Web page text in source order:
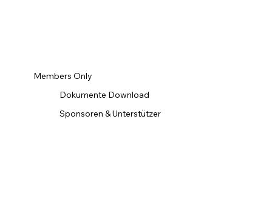
Members Only
Dokumente Download
Sponsoren & Unterstützer